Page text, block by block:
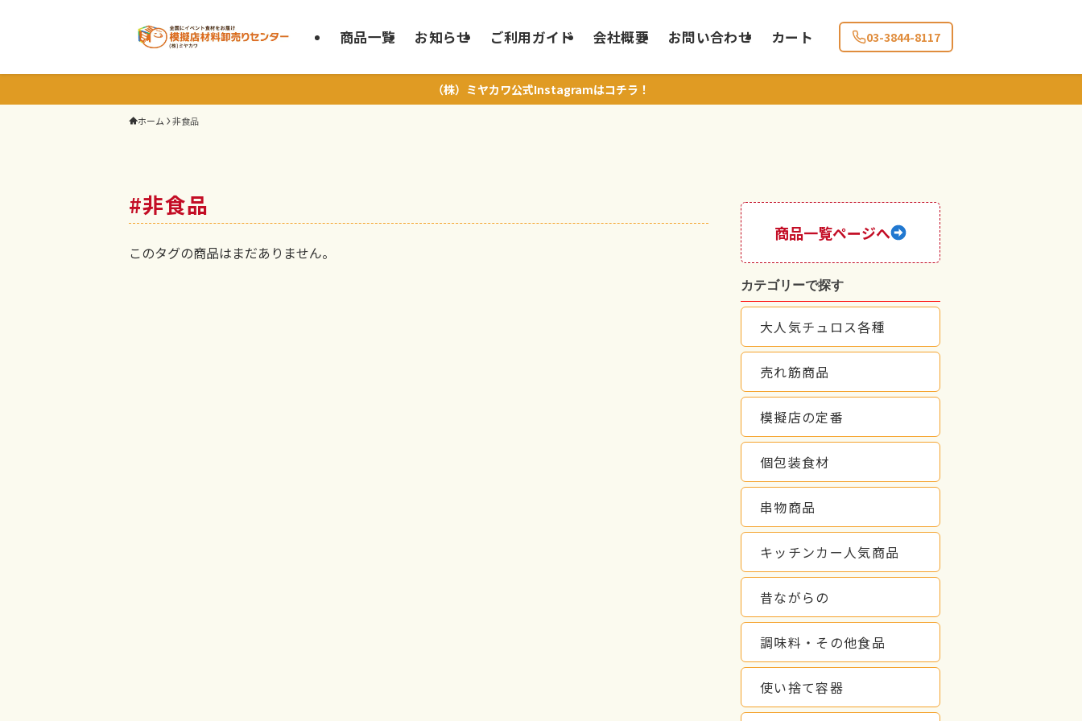
商品一覧 お知らせ ご利用ガイド 会社概要 お問い合わせ カート 03-3844-8117
（株）ミヤカワ公式Instagramはコチラ！
ホーム 非食品
#非食品
このタグの商品はまだありません。
商品一覧ページへ
カテゴリーで探す
大人気チュロス各種
売れ筋商品
模擬店の定番
個包装食材
串物商品
キッチンカー人気商品
昔ながらの
調味料・その他食品
使い捨て容器